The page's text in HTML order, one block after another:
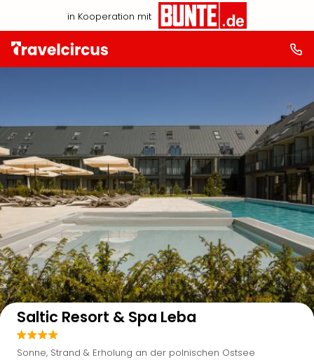
in Kooperation mit
Auf der Karte anzeigen
Saltic Resort & Spa Leba
Sonne, Strand & Erholung an der polnischen Ostsee